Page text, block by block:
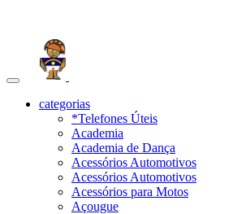
Toggle
navigationcategorias
*Telefones Úteis
Academia
Academia de Dança
Acessórios Automotivos
Acessórios Automotivos
Acessórios para Motos
Açougue